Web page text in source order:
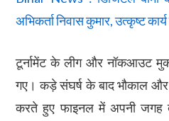
अभिकर्ता निवास कुमार, उत्कृष्ट
टूर्नामेंट के लीग और नॉकआउट
गए। कड़े संघर्ष के बाद भौकाल और
करते हुए फाइनल में अपनी जगह